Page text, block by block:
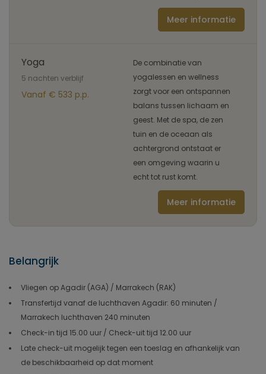
Meer informatie
Yoga
5 nachten verblijf
Vanaf € 533 p.p.
De combinatie van
yogalessen en wellness
zorgt voor een ontspannen
balans tussen lichaam en
geest. Met de spa, de zen
tuin en de oceaan als
achtergrond ontstaat er
een omgeving waarin u
echt tot rust komt.
Meer informatie
Belangrijk
Vliegen op Agadir (AGA) / Marrakech (RAK)
Transfertijd vanaf de luchthaven Agadir: 60 minuten /
Marrakech luchthaven 240 minuten
Check-in tijd 15.00 uur / Check-uit tijd 12.00 uur
Late check-uit mogelijk tegen een toeslag en afhankelijk van
de beschikbaarheid op dat moment